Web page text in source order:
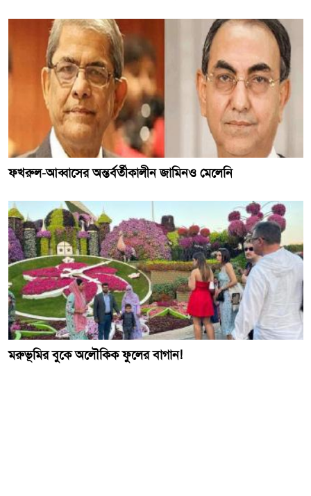
ফখরুল-আব্বাসের অন্তর্বর্তীকালীন জামিনও মেলেনি
মরুভূমির বুকে অলৌকিক ফুলের বাগান!